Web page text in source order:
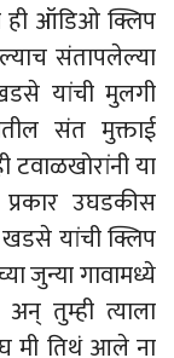
ही ऑडिओ क्लिप
संतापलेल्या
यांची मुलगी
संत मुक्ताई
टवाळखोरांनी या
उघडकीस
यांची क्लिप
जुन्या गावामध्ये
तुम्ही त्याला
मी तिथं आले ना